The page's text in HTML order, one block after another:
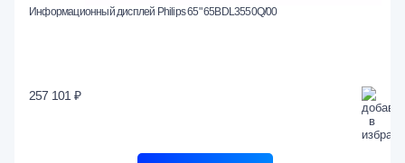
Информационный дисплей Philips 65" 65BDL3550Q/00
257 101 ₽